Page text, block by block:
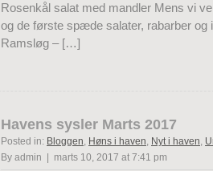
Rosenkål salat med mandler Mens vi
og de første spæde salater, rabarber og
Ramsløg – […]
Havens sysler Marts 2017
Posted in: Bloggen, Høns i haven, Nyt i haven,
By admin | marts 10, 2017 at 7:41 pm